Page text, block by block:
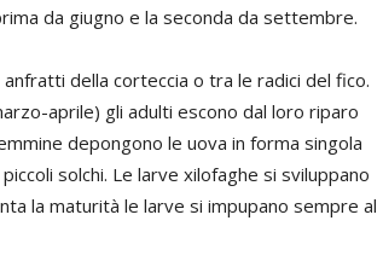
da giugno e la seconda da settembre.
della corteccia o tra le radici del fico.
aprile) gli adulti escono dal loro riparo
depongono le uova in forma singola
solchi. Le larve xilofaghe si sviluppano
la maturità le larve si impupano sempre al